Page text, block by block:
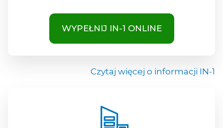
WYPEŁNIJ IN-1 ONLINE
Czytaj więcej o informacji IN-1